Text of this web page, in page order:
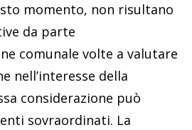
momento, non risultano
da parte
comunale volte a valutare
nell’interesse della
considerazione può
sovraordinati. La